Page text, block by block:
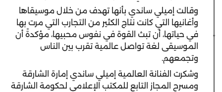
وقالت إميلي ساندي بأنها تهدف من خلال موسيقاها
وأغانيها التي كانت نتاج الكثير من التجارب التي مرت بها
في حياتها، أن تبث القوة في نفوس محبيها، مؤكدةً أن
الموسيقى لغة تواصل عالمية تقرب بين الناس
وتجمعهم.
وشكرت الفنانة العالمية إميلي ساندي إمارة الشارقة
ومسرح المجاز التابع للمكتب الإعلامي لحكومة الشارقة